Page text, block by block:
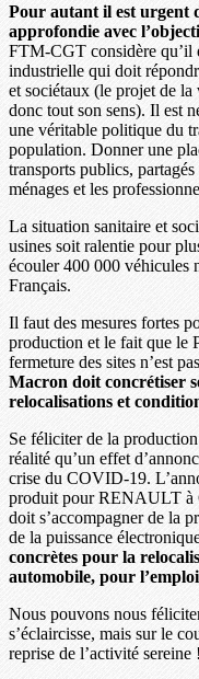
Pour autant il est urgent
approfondie avec
FTM-CGT considère qu’il
industrielle qui doit
et sociétaux (le projet de
donc tout son sens). Il est
une véritable politique du
population. Donner une
transports publics,
ménages et les
La situation sanitaire et
usines soit ralentie pour
écouler 400 000 véhicules
Français.
Il faut des mesures fortes
production et le fait que le
fermeture des sites n’est
Macron doit concrétiser
relocalisations et
Se féliciter de la
réalité qu’un effet
crise du COVID-19.
produit pour RENAULT à
doit s’accompagner de la
de la puissance
concrètes pour la
automobile, pour
Nous pouvons nous
s’éclaircisse, mais sur le
reprise de l’activité sereine !